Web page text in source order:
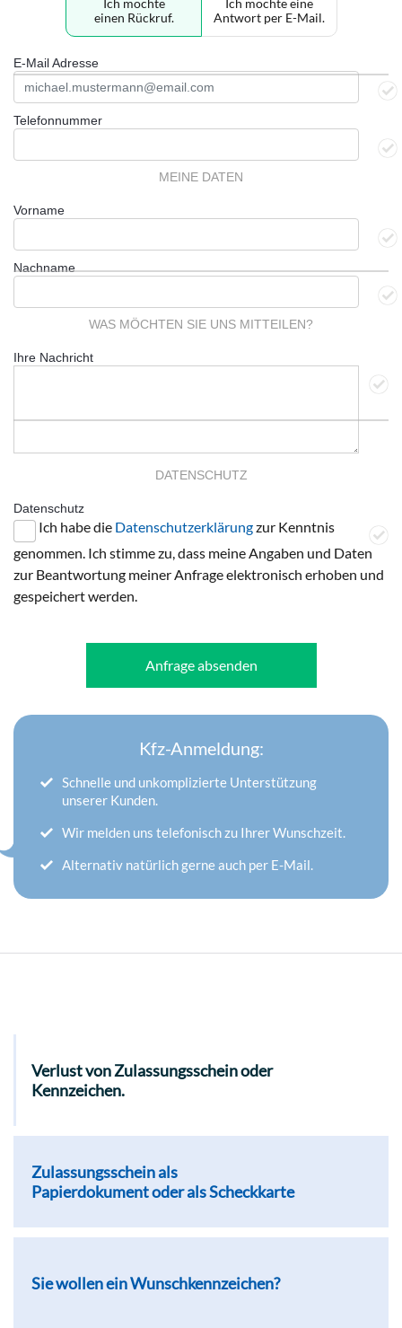
einen Rückruf.
Antwort per E-Mail.
E-Mail Adresse
Telefonnummer
MEINE DATEN
Vorname
Nachname
WAS MÖCHTEN SIE UNS MITTEILEN?
Ihre Nachricht
DATENSCHUTZ
Datenschutz
Ich habe die Datenschutzerklärungzur Kenntnis
genommen. Ich stimme zu, dass meine Angaben und Daten
zur Beantwortung meiner Anfrage elektronisch erhoben und
gespeichert werden.
Anfrage absenden
Kfz-Anmeldung:
Schnelle und unkomplizierte Unterstützung
unserer Kunden.
Wir melden uns telefonisch zu Ihrer Wunschzeit.
Alternativ natürlich gerne auch per E-Mail.
Verlust von Zulassungsschein oder
Kennzeichen.
Zulassungsschein als
Papierdokument oder als Scheckkarte
Sie wollen ein Wunschkennzeichen?